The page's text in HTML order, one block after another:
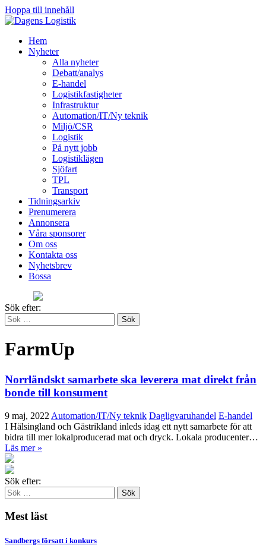
Hoppa till innehåll
Hem
Nyheter
Alla nyheter
Debatt/analys
E-handel
Logistikfastigheter
Infrastruktur
Automation/IT/Ny teknik
Miljö/CSR
Logistik
På nytt jobb
Logistiklägen
Sjöfart
TPL
Transport
Tidningsarkiv
Prenumerera
Annonsera
Våra sponsorer
Om oss
Kontakta oss
Nyhetsbrev
Bossa
Sök efter:
FarmUp
Norrländskt samarbete ska leverera mat direkt från
bonde till konsument
9 maj, 2022 Automation/IT/Ny teknik Dagligvaruhandel E-handel
I Hälsingland och Gästrikland inleds idag ett nytt samarbete för att
bidra till mer lokalproducerad mat och dryck. Lokala producenter…
Läs mer »
Sök efter:
Mest läst
Sandbergs försatt i konkurs